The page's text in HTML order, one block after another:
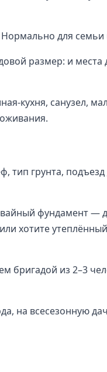
для семьи
размер: и места
кухня, санузел,
тип грунта, подъезд
фундамент —
хотите
бригадой из 2–3
на всесезонную